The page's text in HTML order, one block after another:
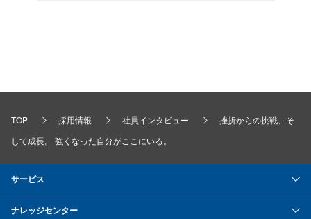
TOP 採用情報 社員インタビュー
挫折からの挑戦、そ
して成長。 強くなった自分がここにいる。
サービス
ナレッジセンター